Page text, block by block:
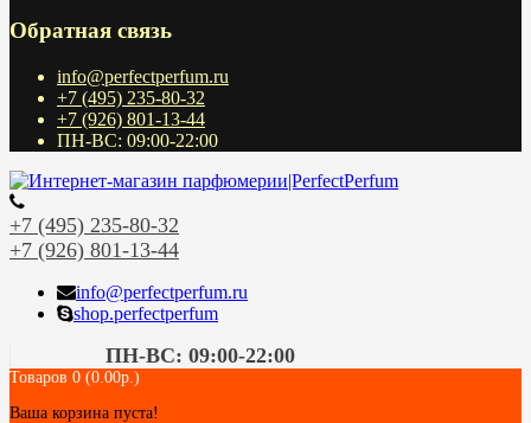
Обратная связь
info@perfectperfum.ru
+7 (495) 235-80-32
+7 (926) 801-13-44
ПН-ВС: 09:00-22:00
+7 (495) 235-80-32
+7 (926) 801-13-44
info@perfectperfum.ru
shop.perfectperfum
ПН-ВС: 09:00-22:00
Товаров 0 (0.00р.)
Ваша корзина пуста!